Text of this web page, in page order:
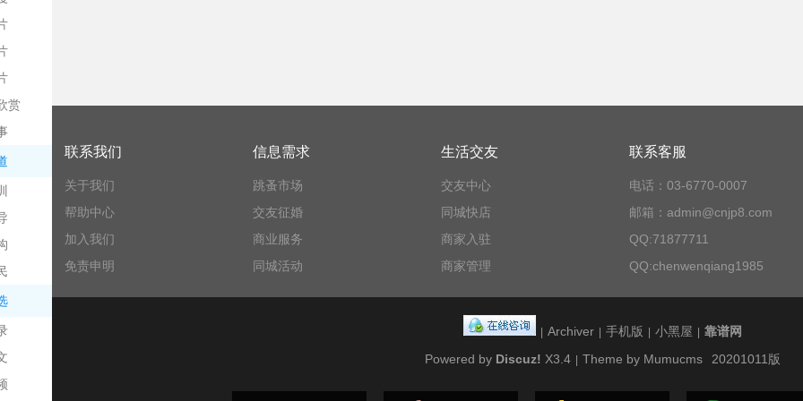
赏
平
联系我们
关于我们
帮助中心
加入我们
免责申明
信息需求
跳蚤市场
交友征婚
商业服务
同城活动
生活交友
交友中心
同城快店
商家入驻
商家管理
联系客服
电话：03-6770-0007
邮箱：admin@cnjp8.com
QQ:71877711
QQ:chenwenqiang1985
Archiver 手机版 小黑屋
靠谱网
Powered by Discuz! X3.4 Theme by Mumucms 20201011版